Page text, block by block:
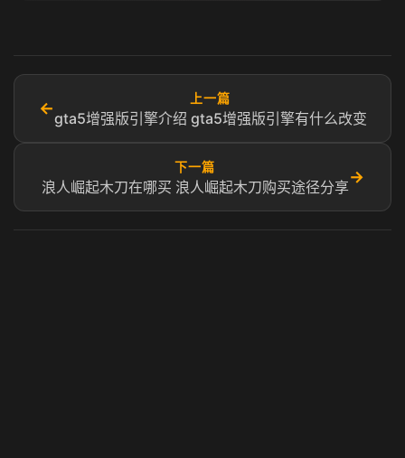
←
上一篇
gta5增强版引擎介绍 gta5增强版引擎有什么改变
下一篇
浪人崛起木刀在哪买 浪人崛起木刀购买途径分享
→